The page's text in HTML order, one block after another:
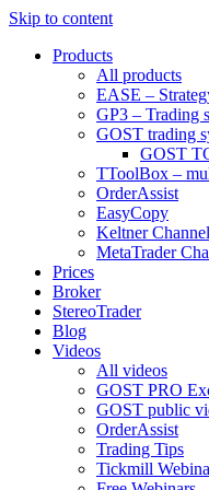
Skip to content
Products
All products
EASE –
GP3 – Trading
GOST trading
GOST
TToolBox –
OrderAssist
EasyCopy
Keltner Channel
MetaTrader
Prices
Broker
StereoTrader
Blog
Videos
All videos
GOST PRO
GOST public
OrderAssist
Trading Tips
Tickmill